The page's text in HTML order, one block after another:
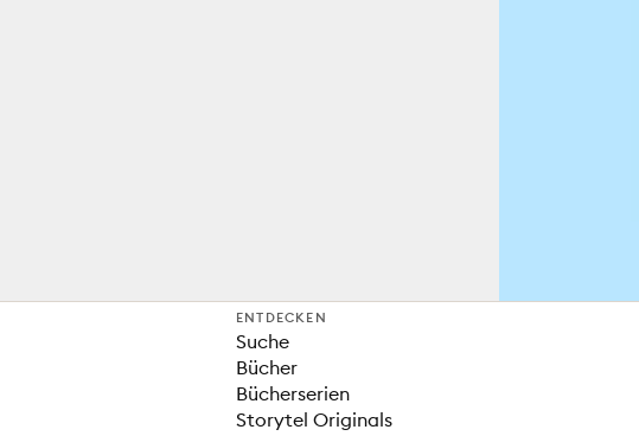
ENTDECKEN
Suche
Bücher
Bücherserien
Storytel Originals